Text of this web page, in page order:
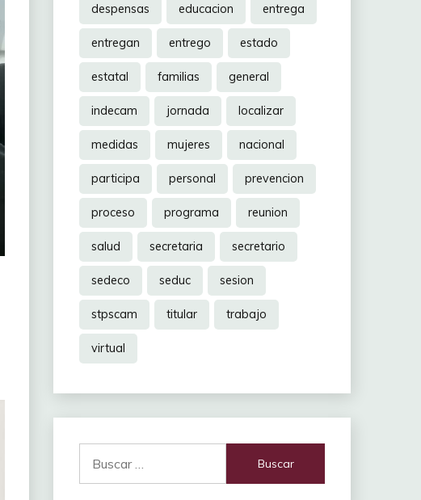
despensas educacion entrega
entregan entrego estado
estatal familias general
indecam jornada localizar
medidas mujeres nacional
participa personal prevencion
proceso programa reunion
salud secretaria secretario
sedeco seduc sesion
stpscam titular trabajo
virtual